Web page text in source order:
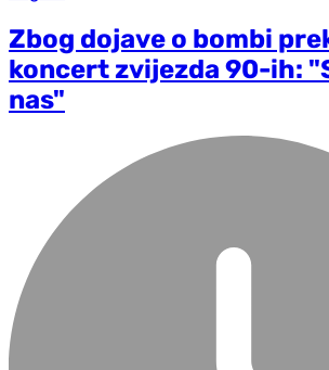
Zbog dojave o bombi
koncert zvijezda 90-ih:
nas"